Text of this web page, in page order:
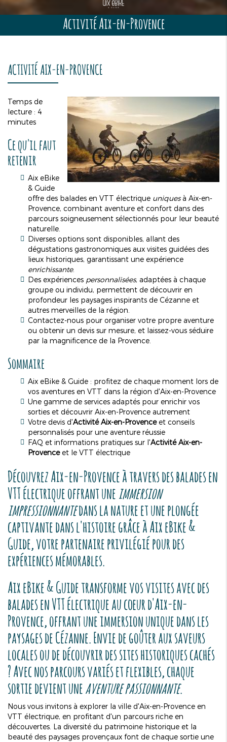
Activité Aix-en-Provence
ACTIVITÉ AIX-EN-PROVENCE
Temps de
lecture : 4
minutes
Ce qu'il faut
retenir
Aix eBike
& Guide
offre des balades en VTT électrique uniquesà Aix-en-
Provence, combinant aventure et confort dans des
parcours soigneusement sélectionnés pour leur beauté
naturelle.
Diverses options sont disponibles, allant des
dégustations gastronomiques aux visites guidées des
lieux historiques, garantissant une expérience
enrichissante.
Des expériences personnalisées, adaptées à chaque
groupe ou individu, permettent de découvrir en
profondeur les paysages inspirants de Cézanne et
autres merveilles de la région.
Contactez-nous pour organiser votre propre aventure
ou obtenir un devis sur mesure, et laissez-vous séduire
par la magnificence de la Provence.
Sommaire
Aix eBike & Guide : profitez de chaque moment lors de
vos aventures en VTT dans la région d'Aix-en-Provence
Une gamme de services adaptés pour enrichir vos
sorties et découvrir Aix-en-Provence autrement
Votre devis d'Activité Aix-en-Provenceet conseils
personnalisés pour une aventure réussie
FAQ et informations pratiques sur l'Activité Aix-en-
Provenceet le VTT électrique
Découvrez Aix-en-Provence à travers des balades en
VTT électrique offrant uneimmersion
impressionnantedans la nature et une plongée
captivante dans l'histoire grâce à Aix eBike &
Guide, votre partenaire privilégié pour des
expériences mémorables.
Aix eBike & Guide transforme vos visites avec des
balades en VTT électrique au cœur d'Aix-en-
Provence, offrant une immersion unique dans les
paysages de Cézanne. Envie de goûter aux saveurs
locales ou de découvrir des sites historiques cachés
? Avec nos parcours variés et flexibles, chaque
sortie devient uneaventure passionnante.
Nous vous invitons à explorer la ville d'Aix-en-Provence en
VTT électrique, en profitant d'un parcours riche en
découvertes. La diversité du patrimoine historique et la
beauté des paysages provençaux font de chaque sortie une